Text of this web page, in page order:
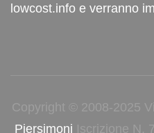
lowcost.info e verranno
Copyright © 2008-2025
Piersimoni Iscrizione N.